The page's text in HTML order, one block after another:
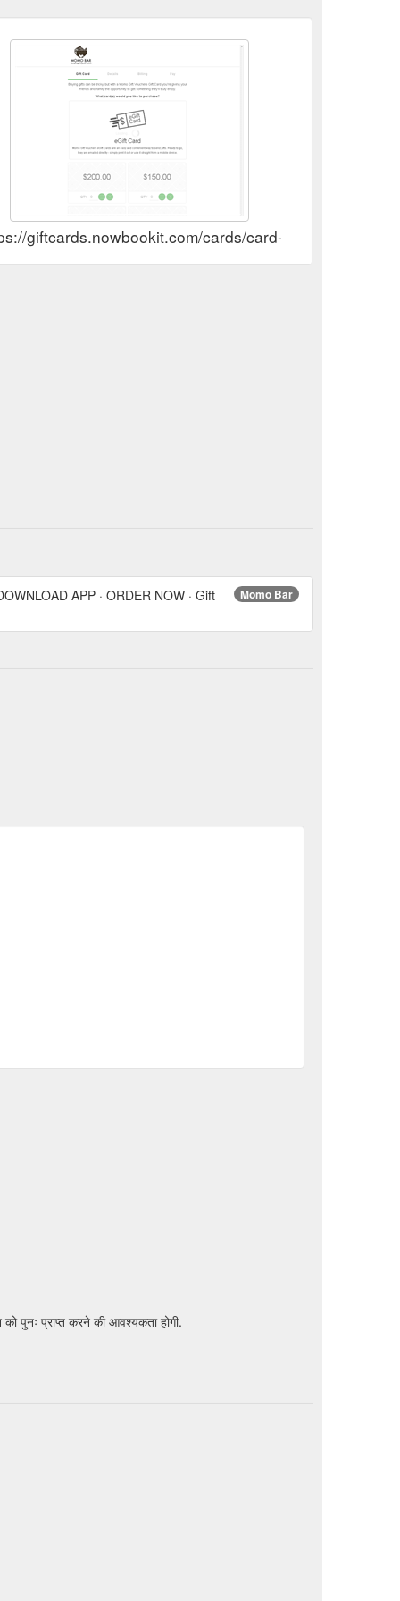
giftcards.nowbookit.com/cards/card-
Momo Bar
APP · ORDER NOW · Gift
पुनः प्राप्त करने की आवश्यकता होगी.